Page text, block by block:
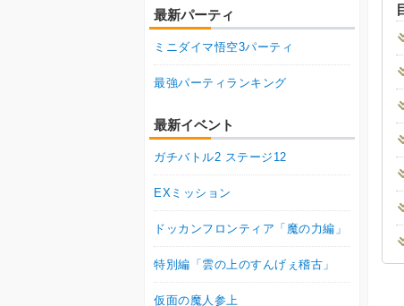
最新パーティ
ミニダイマ悟空3パーティ
最強パーティランキング
最新イベント
ガチバトル2 ステージ12
EXミッション
ドッカンフロンティア「魔の力編」
特別編「雲の上のすんげぇ稽古」
仮面の魔人参上